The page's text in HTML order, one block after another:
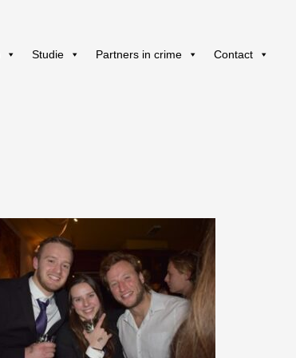
Studie Partners in crime Contact